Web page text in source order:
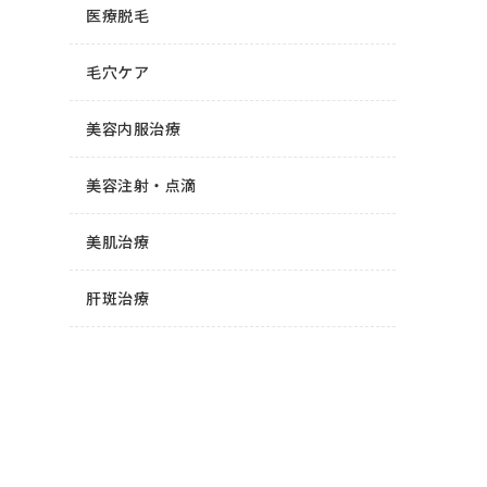
医療脱毛
毛穴ケア
美容内服治療
美容注射・点滴
美肌治療
肝斑治療